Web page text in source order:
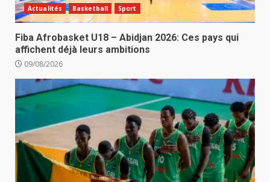
Actualités Basketball Sport
Fiba Afrobasket U18 – Abidjan 2026: Ces pays qui
affichent déjà leurs ambitions
09/08/2026